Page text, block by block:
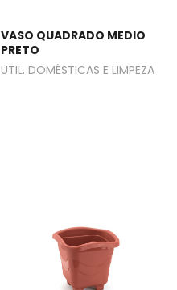
VASO QUADRADO MEDIO
PRETO
UTIL. DOMÉSTICAS E LIMPEZA